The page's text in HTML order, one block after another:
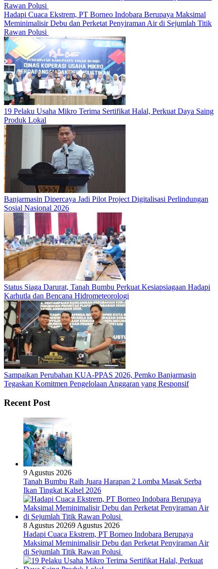
Hadapi Cuaca Ekstrem, PT Borneo Indobara Berupaya Maksimal
Meminimalisir Debu dan Perketat Penyiraman Air di Sejumlah Titik
Rawan Polusi
19 Pelaku Usaha Mikro Terima Sertifikat Halal, Perkuat Daya Saing
Produk Lokal
Banjarmasin Dipercaya Jadi Pilot Project Digitalisasi Perlindungan
Sosial Nasional 2026
Status Siaga Darurat, Tanah Bumbu Perkuat Kesiapsiagaan Hadapi
Karhutla dan Bencana Hidrometeorologi
Sampaikan Perubahan KUA-PPAS 2026, Pemko Banjarmasin
Tegaskan Komitmen Pengelolaan Anggaran yang Responsif
Recent Post
9 Agustus 2026
Tanah Bumbu Raih Juara Harapan 2 Lomba Masak Serba
Ikan Tingkat Kalsel 2026
8 Agustus 20269 Agustus 2026
Hadapi Cuaca Ekstrem, PT Borneo Indobara Berupaya
Maksimal Meminimalisir Debu dan Perketat Penyiraman Air
di Sejumlah Titik Rawan Polusi